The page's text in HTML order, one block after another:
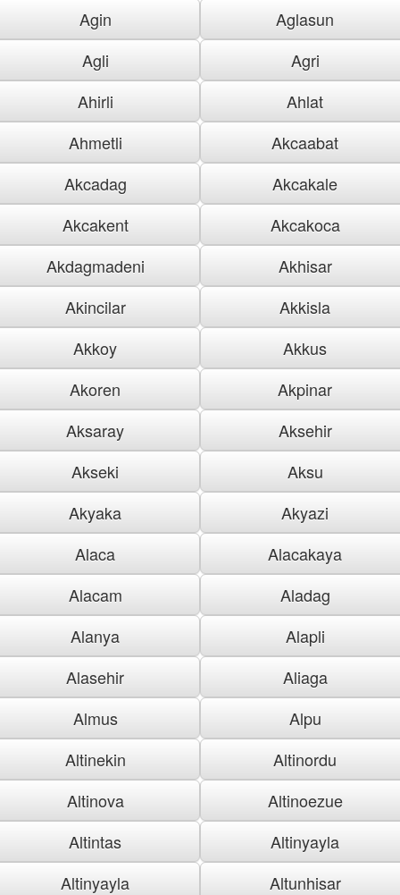
Agin
Aglasun
Agli
Agri
Ahirli
Ahlat
Ahmetli
Akcaabat
Akcadag
Akcakale
Akcakent
Akcakoca
Akdagmadeni
Akhisar
Akincilar
Akkisla
Akkoy
Akkus
Akoren
Akpinar
Aksaray
Aksehir
Akseki
Aksu
Akyaka
Akyazi
Alaca
Alacakaya
Alacam
Aladag
Alanya
Alapli
Alasehir
Aliaga
Almus
Alpu
Altinekin
Altinordu
Altinova
Altinoezue
Altintas
Altinyayla
Altinyayla
Altunhisar